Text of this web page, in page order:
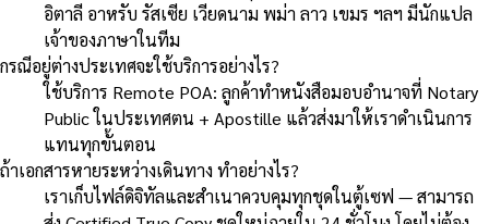
อิตาลี อาหรับ รัสเซีย เวียดนาม พม่า ลาว เขมร ฯลฯ มีนักแปล
เจ้าของภาษาในทีม
กรณีอยู่ต่างประเทศจะใช้บริการอย่างไร?
ใช้บริการ Remote POA: ลูกค้าทำหนังสือมอบอำนาจที่ Notary
Public ในประเทศตน + Apostille แล้วส่งมาให้เราดำเนินการ
แทนทุกขั้นตอน
ถ้าเอกสารหายระหว่างเดินทาง ทำอย่างไร?
เราเก็บไฟล์ดิจิทัลและสำเนาควบคุมทุกชุดในตู้เซฟ — สามารถ